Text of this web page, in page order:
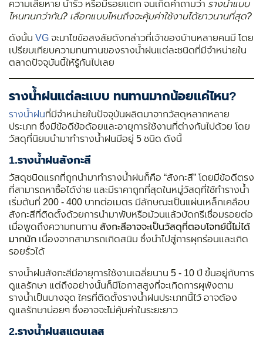
ความเสียหาย น้ำรั่ว หรือมีรอยแตก จนเกิดคำถามว่า รางน้ำแบบ
ไหนทนกว่ากัน? เลือกแบบไหนถึงจะคุ้มค่าใช้งานได้ยาวนานที่สุด?
ดังนั้น VG จะมาไขข้อสงสัยดังกล่าวที่เจ้าของบ้านหลายคนมี โดย
เปรียบเทียบความทนทานของรางน้ำฝนแต่ละชนิดที่มีจำหน่ายใน
ตลาดปัจจุบันนี้ให้รู้กันไปเลย
รางน้ำฝนแต่ละแบบ ทนทานมากน้อยแค่ไหน?
รางน้ำฝนที่มีจำหน่ายในปัจจุบันผลิตมาจากวัสดุหลากหลาย
ประเภท ซึ่งมีข้อดีข้อด้อยและอายุการใช้งานที่ต่างกันไปด้วย โดย
วัสดุที่นิยมนำมาทำรางน้ำฝนมีอยู่ 5 ชนิด ดังนี้
1.รางน้ำฝนสังกะสี
วัสดุชนิดแรกที่ถูกนำมาทำรางน้ำฝนก็คือ “สังกะสี” โดยมีข้อดีตรง
ที่สามารถหาซื้อได้ง่าย และมีราคาถูกที่สุดในหมู่วัสดุที่ใช้ทำรางน้ำ
เริ่มต้นที่ 200 - 400 บาทต่อเมตร มีลักษณะเป็นแผ่นเหล็กเคลือบ
สังกะสีที่ติดตั้งด้วยการนำมาพับหรือม้วนแล้วบัดกรีเชื่อมรอยต่อ
เมื่อพูดถึงความทนทาน สังกะสีอาจจะเป็นวัสดุที่ตอบโจทย์นี้ไม่ได้
มากนัก เนื่องจากสามารถเกิดสนิม ซึ่งนำไปสู่การผุกร่อนและเกิด
รอยรั่วได้
รางน้ำฝนสังกะสีมีอายุการใช้งานเฉลี่ยนาน 5 - 10 ปี ขึ้นอยู่กับการ
ดูแลรักษา แต่ถึงอย่างนั้นก็มีโอกาสสูงที่จะเกิดการผุพังตาม
รางน้ำเป็นบางจุด ใครที่ติดตั้งรางน้ำฝนประเภทนี้ไว้ อาจต้อง
ดูแลรักษาบ่อยๆ ซึ่งอาจจะไม่คุ้มค่าในระยะยาว
2.รางน้ำฝนสแตนเลส